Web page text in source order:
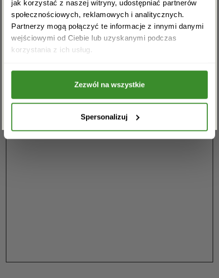
jak korzystać z naszej witryny, udostępniać partnerów
społecznościowych, reklamowych i analitycznych.
Partnerzy mogą połączyć te informacje z innymi danymi
wejściowymi od Ciebie lub uzyskanymi podczas
korzystania z ich usług.
Zezwól na wszystkie
Spersonalizuj
dyspozycji. Zadzwoń: 22 110-59-
60
Akceptuję regulamin i wyrażam zgodę na
przetwarzanie powyższych danych osobowych
ZAPISZ SIĘ